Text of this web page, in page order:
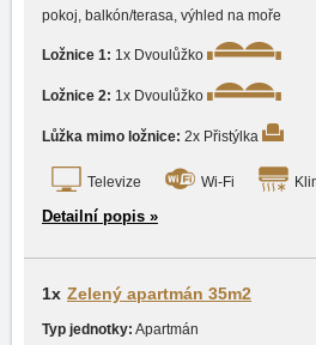
pokoj, balkón/terasa, výhled na moře
Ložnice 1: 1x Dvoulůžko
Ložnice 2: 1x Dvoulůžko
Lůžka mimo ložnice: 2x Přistýlka
Televize Wi-Fi
Detailní popis »
1x Zelený apartmán 35m2
Typ jednotky: Apartmán